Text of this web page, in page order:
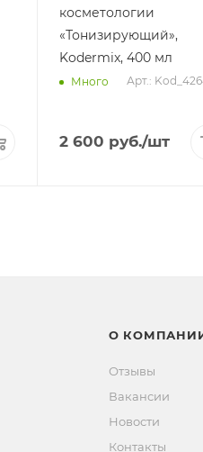
косметологии
«Тонизирующий»,
Kodermix, 400 мл
Много Арт.:
2 600 руб./шт
О
Отзывы
Вакансии
Новости
Контакты